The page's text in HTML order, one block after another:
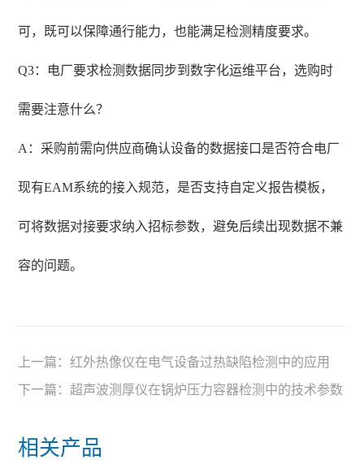
可，既可以保障通行能力，也能满足检测精度要求。
Q3：电厂要求检测数据同步到数字化运维平台，选购时
需要注意什么？
A：采购前需向供应商确认设备的数据接口是否符合电厂
现有EAM系统的接入规范，是否支持自定义报告模板，
可将数据对接要求纳入招标参数，避免后续出现数据不兼
容的问题。
上一篇：红外热像仪在电气设备过热缺陷检测中的应用
下一篇： 超声波测厚仪在锅炉压力容器检测中的技术参数
相关产品